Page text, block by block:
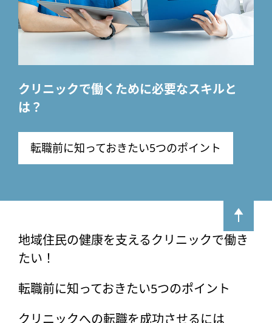
クリニックで働くために必要なスキルと
は？
転職前に知っておきたい5つのポイント
地域住民の健康を支えるクリニックで働き
たい！
転職前に知っておきたい5つのポイント
クリニックへの転職を成功させるには